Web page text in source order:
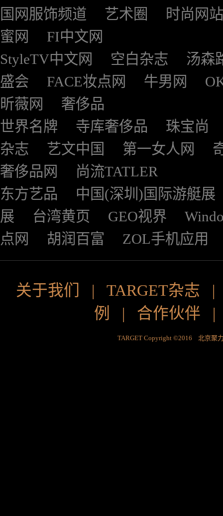
国网服饰频道
艺术圈
时尚网站
蜜网
FI中文网
StyleTV中文网
空白杂志
汤森
盛会
FACE妆点网 牛男网
昕薇网
奢侈品
世界名牌
寺库奢侈品
珠宝尚
杂志
艺文中国 第一女人网
奢侈品网
尚流TATLER
东方艺品
中国(深圳)国际游艇展
展
台湾黄页 GEO视界
点网
胡润百富 ZOL手机应用
关于我们 | TARGET杂志
例
| 合作伙伴
TARGET Copyright ©2016 北京聚